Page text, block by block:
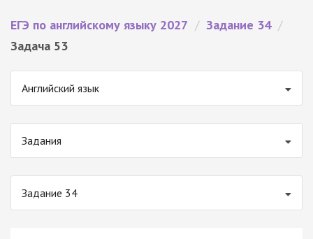
ЕГЭ по английскому языку 2027 / Задание 34 /
Задача 53
Английский язык
Задания
Задание 34